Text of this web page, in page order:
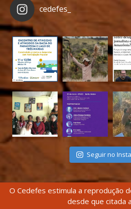
cedefes_
Seguir no
O Cedefes estimula a reprodução
desde que citada